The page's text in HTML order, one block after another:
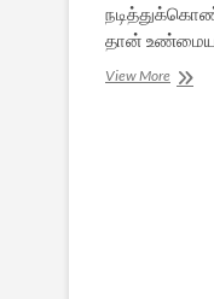
தான்
View Moreஒரு